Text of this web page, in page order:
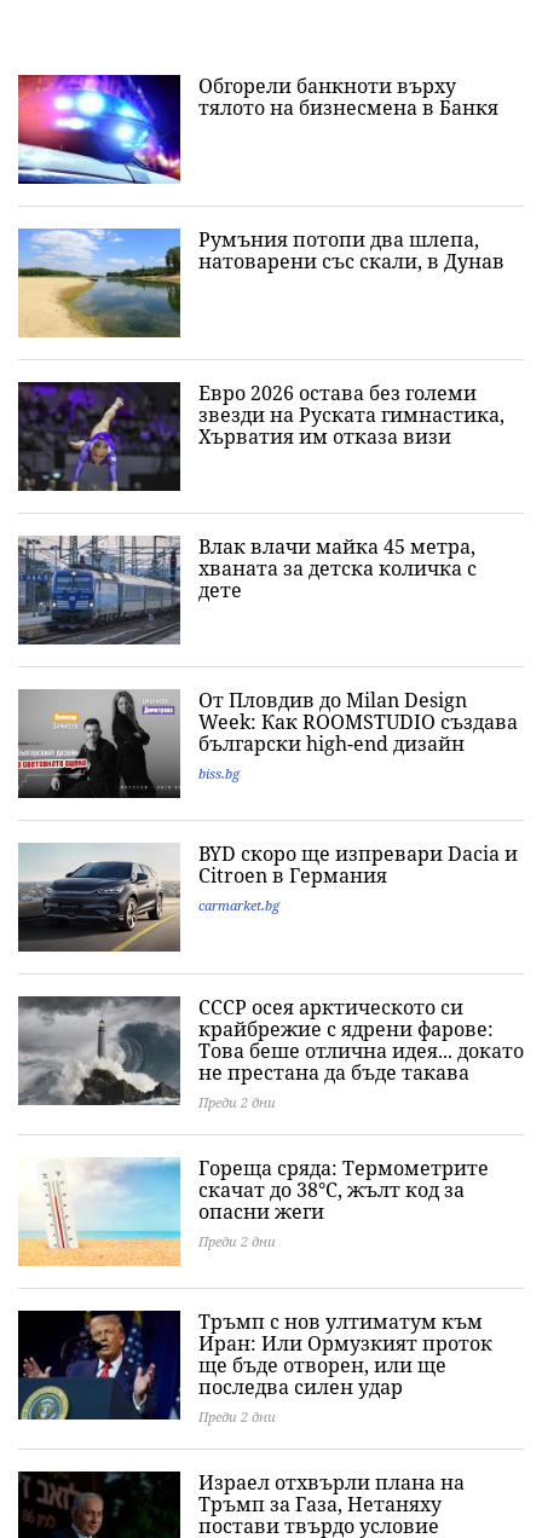
Обгорели банкноти върху
тялото на бизнесмена в Банкя
Румъния потопи два шлепа,
натоварени със скали, в Дунав
Евро 2026 остава без големи
звезди на Руската гимнастика,
Хърватия им отказа визи
Влак влачи майка 45 метра,
хваната за детска количка с
дете
От Пловдив до Milan Design
Week: Как ROOMSTUDIO създава
български high-end дизайн
biss.bg
BYD скоро ще изпревари Dacia и
Citroеn в Германия
carmarket.bg
СССР осея арктическото си
крайбрежие с ядрени фарове:
Това беше отлична идея... докато
не престана да бъде такава
Преди 2 дни
Гореща сряда: Термометрите
скачат до 38°C, жълт код за
опасни жеги
Преди 2 дни
Тръмп с нов ултиматум към
Иран: Или Ормузкият проток
ще бъде отворен, или ще
последва силен удар
Преди 2 дни
Израел отхвърли плана на
Тръмп за Газа, Нетаняху
постави твърдо условие